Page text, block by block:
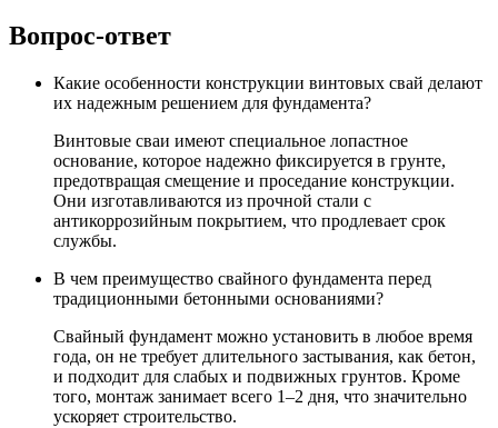
Вопрос-ответ
Какие особенности конструкции винтовых свай делают
их надежным решением для фундамента?
Винтовые сваи имеют специальное лопастное
основание, которое надежно фиксируется в грунте,
предотвращая смещение и проседание конструкции.
Они изготавливаются из прочной стали с
антикоррозийным покрытием, что продлевает срок
службы.
В чем преимущество свайного фундамента перед
традиционными бетонными основаниями?
Свайный фундамент можно установить в любое время
года, он не требует длительного застывания, как бетон,
и подходит для слабых и подвижных грунтов. Кроме
того, монтаж занимает всего 1–2 дня, что значительно
ускоряет строительство.